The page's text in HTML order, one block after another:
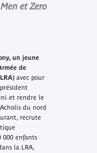
et Zero
un jeune
de
avec pour
et rendre le
du nord
recrute
000 enfants
la LRA,